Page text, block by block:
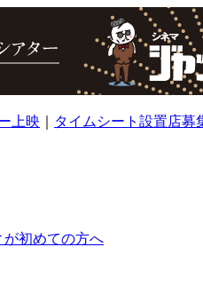
上映 タイムシート設置店募